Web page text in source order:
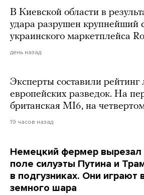
В Киевской области в
удара разрушен крупнейший
украинского маркетплейса
день назад
Эксперты составили рейтинг
европейских разведок. На
британская MI6, на
19 часов назад
Немецкий фермер вырезал
поле силуэты Путина и
в подгузниках. Они играют
земного шара